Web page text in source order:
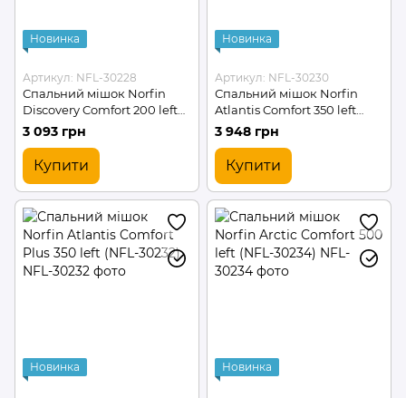
Новинка
Артикул: NFL-30228
Спальний мішок Norfin
Discovery Comfort 200 left
(NFL-30228)
3 093 грн
Купити
Новинка
Артикул: NFL-30230
Спальний мішок Norfin
Atlantis Comfort 350 left
(NFL-30230)
3 948 грн
Купити
Новинка Новинка